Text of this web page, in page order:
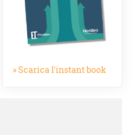
» Scarica l'instant book